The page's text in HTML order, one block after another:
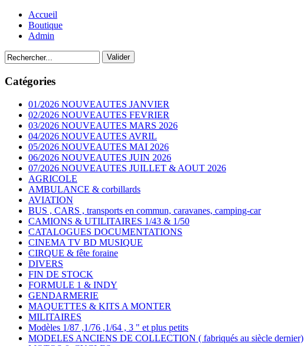
Accueil
Boutique
Admin
Catégories
01/2026 NOUVEAUTES JANVIER
02/2026 NOUVEAUTES FEVRIER
03/2026 NOUVEAUTES MARS 2026
04/2026 NOUVEAUTES AVRIL
05/2026 NOUVEAUTES MAI 2026
06/2026 NOUVEAUTES JUIN 2026
07/2026 NOUVEAUTES JUILLET & AOUT 2026
AGRICOLE
AMBULANCE & corbillards
AVIATION
BUS , CARS , transports en commun, caravanes, camping-car
CAMIONS & UTILITAIRES 1/43 & 1/50
CATALOGUES DOCUMENTATIONS
CINEMA TV BD MUSIQUE
CIRQUE & fête foraine
DIVERS
FIN DE STOCK
FORMULE 1 & INDY
GENDARMERIE
MAQUETTES & KITS A MONTER
MILITAIRES
Modèles 1/87 ,1/76 ,1/64 , 3 " et plus petits
MODELES ANCIENS DE COLLECTION ( fabriqués au siècle dernier)